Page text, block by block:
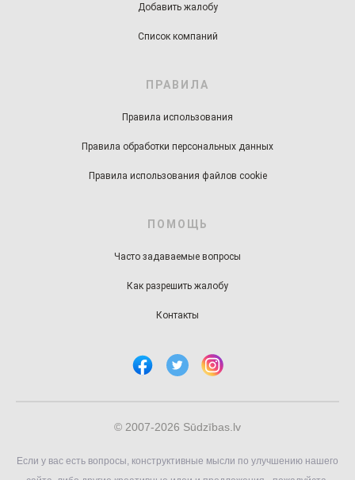
Добавить жалобу
Список компаний
ПРАВИЛА
Правила использования
Правила обработки персональных данных
Правила использования файлов cookie
ПОМОЩЬ
Часто задаваемые вопросы
Как разрешить жалобу
Контакты
© 2007-2026 Sūdzības.lv
Если у вас есть вопросы, конструктивные мысли по улучшению нашего